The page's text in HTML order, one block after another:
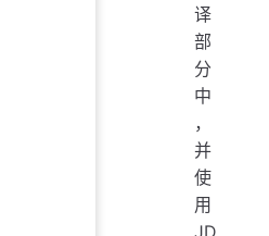
译
部
分
中
，
并
使
用